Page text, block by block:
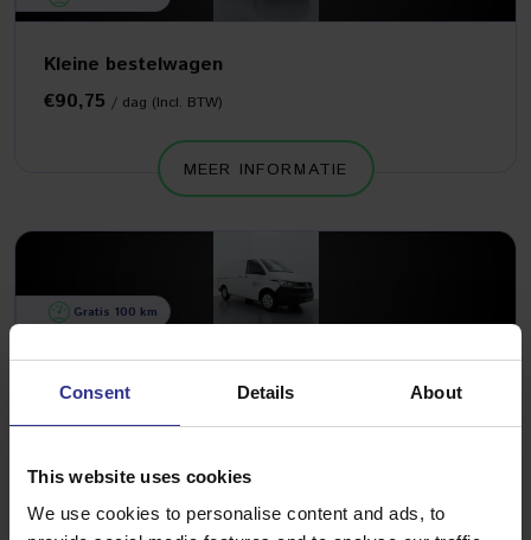
Consent Details About
This website uses cookies
We use cookies to personalise content and ads, to
Kleine bestelwagen
€90,75 / dag (Incl. BTW)
MEER INFORMATIE
Gratis 100 km
Medium bestelwagen
MEER INFORMATIE